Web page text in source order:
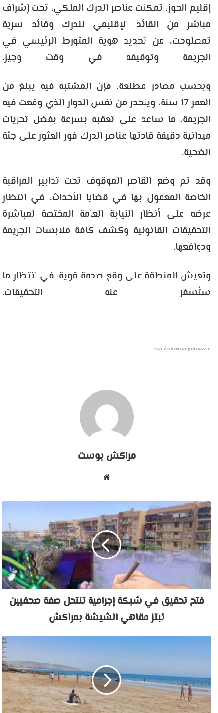
إقليم الحوز، تمكنت عناصر الدرك الملكي، تحت إشراف
مباشر من القائد الإقليمي للدرك وقائد سرية
تمصلوحت، من تحديد هوية المتورط الرئيسي في
الجريمة وتوقيفه في وقت وجيز.
وبحسب مصادر مطلعة، فإن المشتبه فيه يبلغ من
العمر 17 سنة، وينحدر من نفس الدوار الذي وقعت فيه
الجريمة، ما ساعد على تعقبه بسرعة بفضل تحريات
ميدانية دقيقة قادتها عناصر الدرك فور العثور على جثة
الضحية.
وقد تم وضع القاصر الموقوف تحت تدابير المراقبة
الخاصة المعمول بها في قضايا الأحداث، في انتظار
عرضه على أنظار النيابة العامة المختصة لمباشرة
التحقيقات القانونية وكشف كافة ملابسات الجريمة
ودوافعها.
وتعيش المنطقة على وقع صدمة قوية، في انتظار ما
ستُسفر عنه التحقيقات.
worldwatercongress.com
مراكش بوست
فتح تحقيق في شبكة إجرامية تنتحل صفة صحفيين
تبتز مقاهي الشيشة بمراكش